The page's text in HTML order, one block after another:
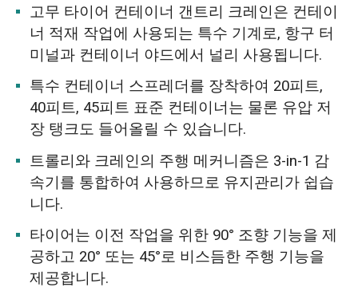
고무 타이어 컨테이너 갠트리 크레인은 컨테이
너 적재 작업에 사용되는 특수 기계로, 항구 터
미널과 컨테이너 야드에서 널리 사용됩니다.
특수 컨테이너 스프레더를 장착하여 20피트,
40피트, 45피트 표준 컨테이너는 물론 유압 저
장 탱크도 들어올릴 수 있습니다.
트롤리와 크레인의 주행 메커니즘은 3-in-1 감
속기를 통합하여 사용하므로 유지관리가 쉽습
니다.
타이어는 이전 작업을 위한 90° 조향 기능을 제
공하고 20° 또는 45°로 비스듬한 주행 기능을
제공합니다.